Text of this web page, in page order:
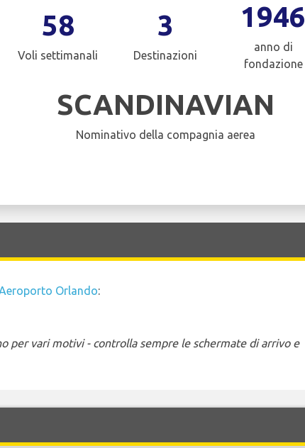
58
Voli settimanali
3
Destinazioni
1946
anno di
fondazione
SCANDINAVIAN
Nominativo della compagnia aerea
Orlando:
per vari motivi - controlla sempre le schermate di arrivo e